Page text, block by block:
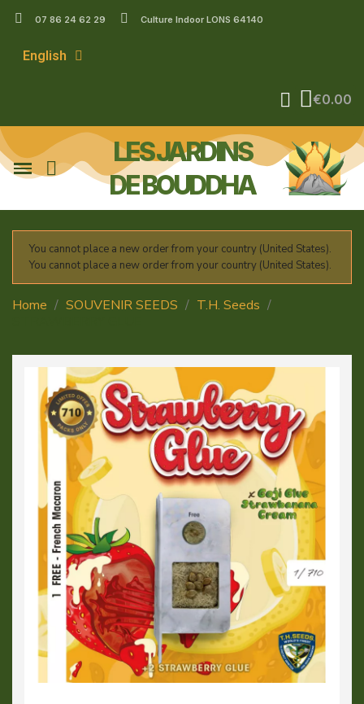
07 86 24 62 29 Culture Indoor LONS 64140
English
€0.00
LES JARDINS
DE BOUDDHA
You cannot place a new order from your country (United States).
You cannot place a new order from your country (United States).
Home SOUVENIR SEEDS
T.H. Seeds